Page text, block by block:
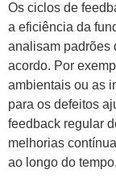
Os ciclos de
a eficiência da
analisam padrões
acordo. Por
ambientais ou as
para os defeitos
feedback regular
melhorias
ao longo do tempo.